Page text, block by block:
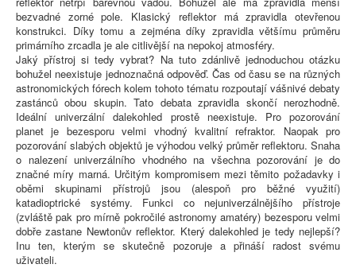
bezvadné zorné pole. Klasický reflektor má zpravidla otevřenou
konstrukci. Díky tomu a zejména díky zpravidla většímu průměru
primárního zrcadla je ale citlivější na nepokoj atmosféry.
Jaký přístroj si tedy vybrat? Na tuto zdánlivě jednoduchou otázku
bohužel neexistuje jednoznačná odpověď. Čas od času se na různých
astronomických fórech kolem tohoto tématu rozpoutají vášnivé debaty
zastánců obou skupin. Tato debata zpravidla skončí nerozhodně.
Ideální univerzální dalekohled prostě neexistuje. Pro pozorování
planet je bezesporu velmi vhodný kvalitní refraktor. Naopak pro
pozorování slabých objektů je výhodou velký průměr reflektoru. Snaha
o nalezení univerzálního vhodného na všechna pozorování je do
značné míry marná. Určitým kompromisem mezi těmito požadavky i
oběmi skupinami přístrojů jsou (alespoň pro běžné využití)
katadioptrické systémy. Funkci co nejuniverzálnějšího přístroje
(zvláště pak pro mírně pokročilé astronomy amatéry) bezesporu velmi
dobře zastane Newtonův reflektor. Který dalekohled je tedy nejlepší?
Inu ten, kterým se skutečně pozoruje a přináší radost svému
uživateli.